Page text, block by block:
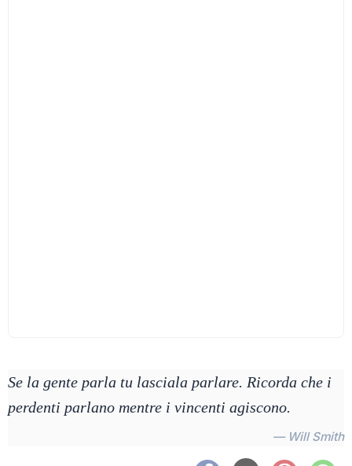
Se la gente parla tu lasciala parlare. Ricorda che i
perdenti parlano mentre i vincenti agiscono.
— Will Smith